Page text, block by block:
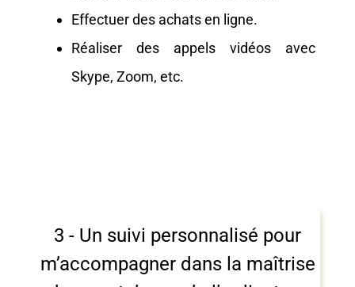
Effectuer des achats en ligne.
Réaliser des appels vidéos avec
Skype, Zoom, etc.
3 - Un suivi personnalisé pour
m’accompagner dans la maîtrise